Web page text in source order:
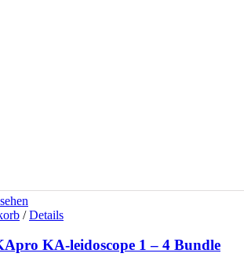
/ Details
KA-leidoscope 1 – 4 Bundle